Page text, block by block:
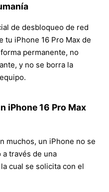
de desbloqueo de red
tu iPhone 16 Pro Max de
permanente, no
y no se borra la
iPhone 16 Pro Max
muchos, un iPhone no se
través de una
cual se solicita con el